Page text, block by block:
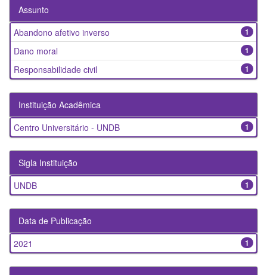
Assunto
1
Abandono afetivo inverso
1
Dano moral
1
Responsabilidade civil
Instituição Acadêmica
1
Centro Universitário - UNDB
Sigla Instituição
1
UNDB
Data de Publicação
1
2021